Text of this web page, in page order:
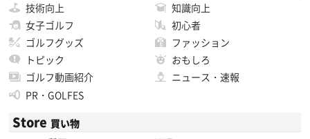
技術向上
知識向上
女子ゴルフ
初心者
ゴルフグッズ
ファッション
トピック
おもしろ
ゴルフ動画紹介
ニュース・速報
PR・GOLFES
Store 買い物